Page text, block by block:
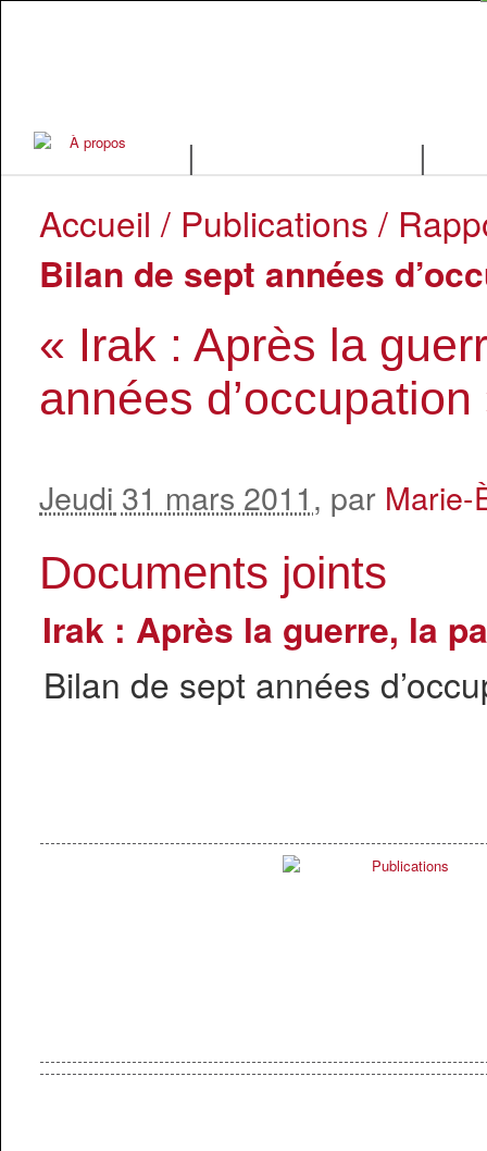
| |
Accueil / Publications /
Bilan de sept années
« Irak : Après la
années
Jeudi 31 mars 2011, par Marie-
Documents joints
Irak : Après la guerre, la
Bilan de sept années